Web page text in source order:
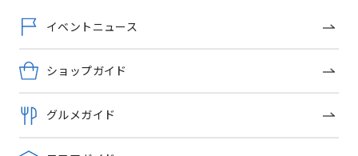
イベントニュース
ショップガイド
グルメガイド
トップページ
イベントニュース